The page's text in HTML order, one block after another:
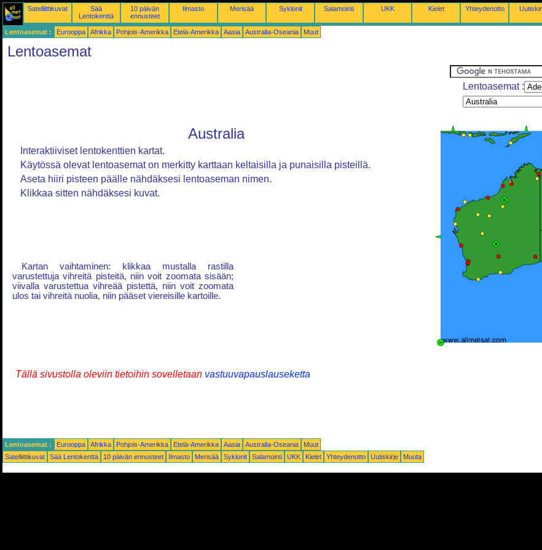
Satelliittikuvat
Sää
Lentokenttä
10 päivän
ennusteet
Ilmasto Merisää Syklonit Salamointi UKK Kielet Yhteydenotto
Lentoasemat : Eurooppa Afrikka Pohjois-Amerikka Etelä-Amerikka Aasia Australia-Oseania Muut
Lentoasemat
Lentoasemat :
Australia
Interaktiiviset lentokenttien kartat.
Käytössä olevat lentoasemat on merkitty karttaan keltaisilla ja punaisilla pisteillä.
Aseta hiiri pisteen päälle nähdäksesi lentoaseman nimen.
Klikkaa sitten nähdäksesi kuvat.
Kartan vaihtaminen: klikkaa mustalla rastilla
varustettuja vihreitä pisteitä, niin voit zoomata sisään;
viivalla varustettua vihreää pistettä, niin voit zoomata
ulos tai vihreitä nuolia, niin pääset viereisille kartoille.
Tällä sivustolla oleviin tietoihin sovelletaan vastuuvapauslauseketta
Lentoasemat : Eurooppa Afrikka Pohjois-Amerikka Etelä-Amerikka Aasia Australia-Oseania
Muut
Satelliittikuvat
Sää Lentokenttä 10 päivän ennusteet Ilmasto Merisää Syklonit Salamointi UKK Kielet Yhteydenotto Uutiskirje Muuta